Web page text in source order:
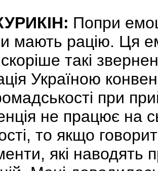
Попри
мають рацію. Ця
такі
Україною
при
не працює на
то якщо
які наводять